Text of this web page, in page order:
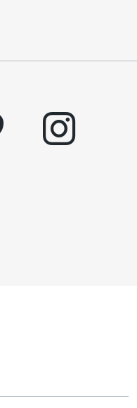
instagram